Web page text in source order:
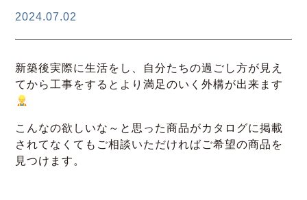
2024.07.02
新築後実際に生活をし、自分たちの過ごし方が見え
てから工事をするとより満足のいく外構が出来ます
こんなの欲しいな～と思った商品がカタログに掲載
されてなくてもご相談いただければご希望の商品を
見つけます。